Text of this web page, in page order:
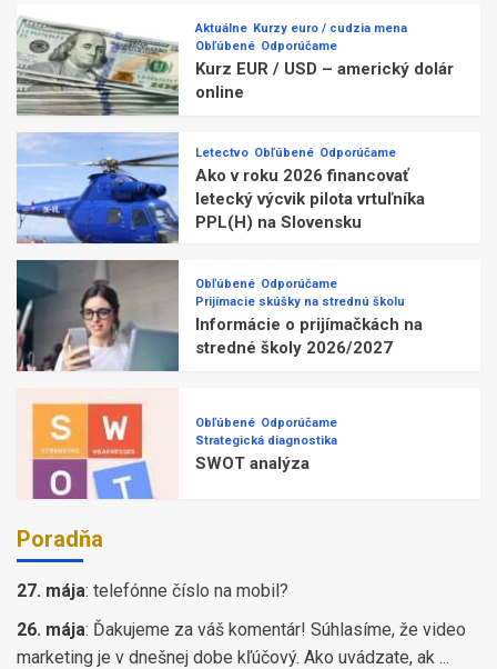
Aktuálne Kurzy euro / cudzia mena
Obľúbené Odporúčame
Kurz EUR / USD – americký dolár
online
Letectvo Obľúbené Odporúčame
Ako v roku 2026 financovať
letecký výcvik pilota vrtuľníka
PPL(H) na Slovensku
Obľúbené Odporúčame
Prijímacie skúšky na strednú školu
Informácie o prijímačkách na
stredné školy 2026/2027
Obľúbené Odporúčame
Strategická diagnostika
SWOT analýza
Poradňa
27. mája: telefónne číslo na mobil?
26. mája: Ďakujeme za váš komentár! Súhlasíme, že video
marketing je v dnešnej dobe kľúčový. Ako uvádzate, ak ...